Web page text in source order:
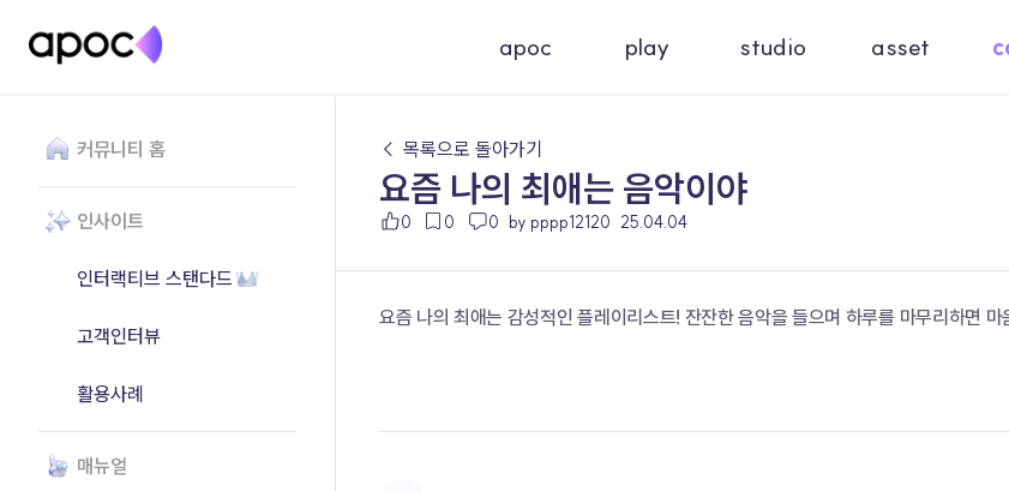
apoc play studio asset
커뮤니티 홈
인사이트
인터랙티브 스탠다드
고객인터뷰
활용사례
매뉴얼
← 목록으로 돌아가기
요즘 나의 최애는 음악이야
0 0 0 by pppp12120 25.04.04
요즘 나의 최애는 감성적인 플레이리스트! 잔잔한 음악을 들으며 하루를 마무리하면